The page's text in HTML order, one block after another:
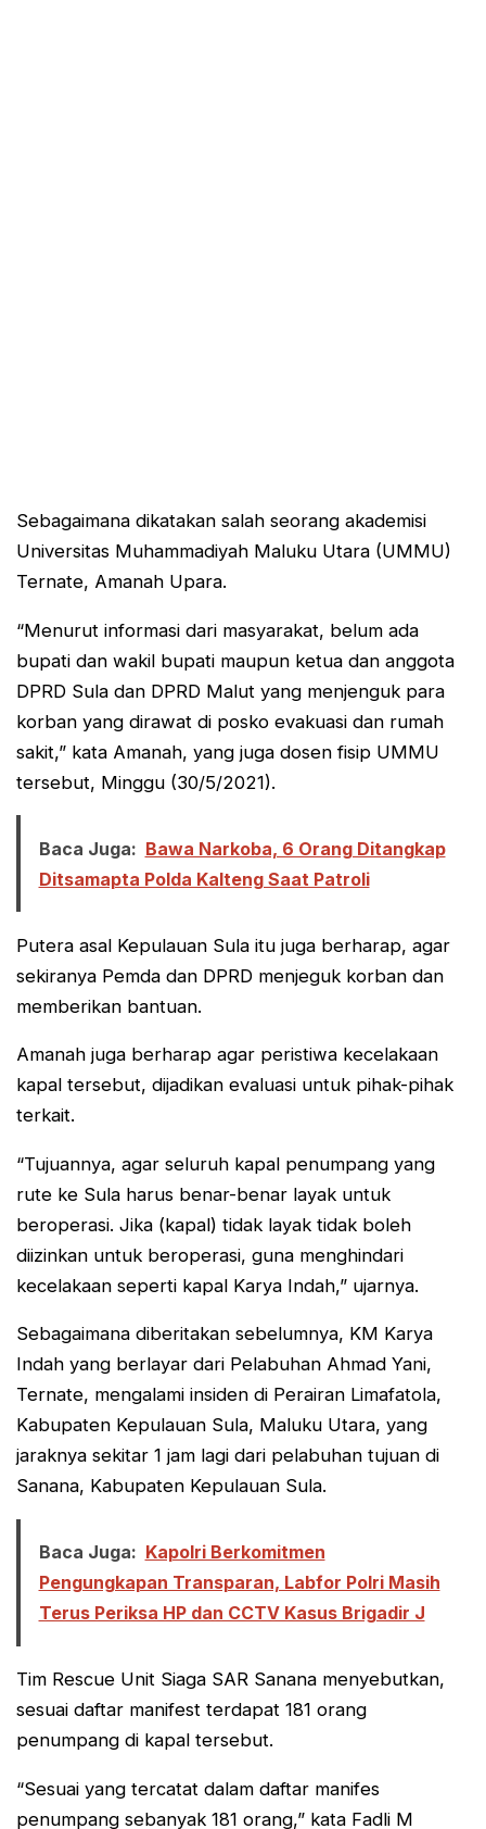
Sebagaimana dikatakan salah seorang akademisi
Universitas Muhammadiyah Maluku Utara (UMMU)
Ternate, Amanah Upara.
“Menurut informasi dari masyarakat, belum ada
bupati dan wakil bupati maupun ketua dan anggota
DPRD Sula dan DPRD Malut yang menjenguk para
korban yang dirawat di posko evakuasi dan rumah
sakit,” kata Amanah, yang juga dosen fisip UMMU
tersebut, Minggu (30/5/2021).
Baca Juga: Bawa Narkoba, 6 Orang Ditangkap
Ditsamapta Polda Kalteng Saat Patroli
Putera asal Kepulauan Sula itu juga berharap, agar
sekiranya Pemda dan DPRD menjeguk korban dan
memberikan bantuan.
Amanah juga berharap agar peristiwa kecelakaan
kapal tersebut, dijadikan evaluasi untuk pihak-pihak
terkait.
“Tujuannya, agar seluruh kapal penumpang yang
rute ke Sula harus benar-benar layak untuk
beroperasi. Jika (kapal) tidak layak tidak boleh
diizinkan untuk beroperasi, guna menghindari
kecelakaan seperti kapal Karya Indah,” ujarnya.
Sebagaimana diberitakan sebelumnya, KM Karya
Indah yang berlayar dari Pelabuhan Ahmad Yani,
Ternate, mengalami insiden di Perairan Limafatola,
Kabupaten Kepulauan Sula, Maluku Utara, yang
jaraknya sekitar 1 jam lagi dari pelabuhan tujuan di
Sanana, Kabupaten Kepulauan Sula.
Baca Juga: Kapolri Berkomitmen
Pengungkapan Transparan, Labfor Polri Masih
Terus Periksa HP dan CCTV Kasus Brigadir J
Tim Rescue Unit Siaga SAR Sanana menyebutkan,
sesuai daftar manifest terdapat 181 orang
penumpang di kapal tersebut.
“Sesuai yang tercatat dalam daftar manifes
penumpang sebanyak 181 orang,” kata Fadli M